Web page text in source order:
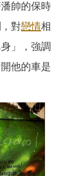
帥的保時
對戀情相
」，強調
他的車是